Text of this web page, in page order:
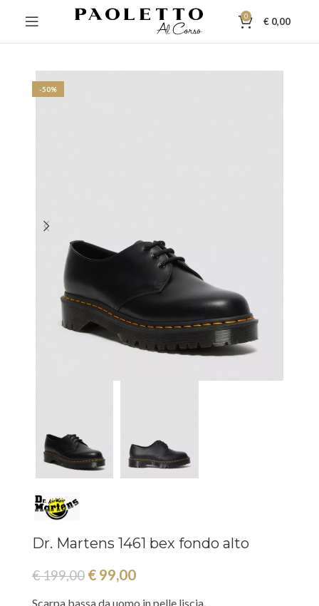
0 € 0,00
-50%
Dr. Martens 1461 bex fondo alto
€199,00 € 99,00
Scarpa bassa da uomo in pelle liscia.